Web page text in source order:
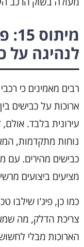
לנהיגה על
רבים מאמינים כי
ארוכות על כבישים
נוחות מתקדמות,
כבישים מהירים. עם
מציעים ביצועים
כמו כן, פיג'ו שילבו
צריכת הדלק, מה
הארוכות מבלי